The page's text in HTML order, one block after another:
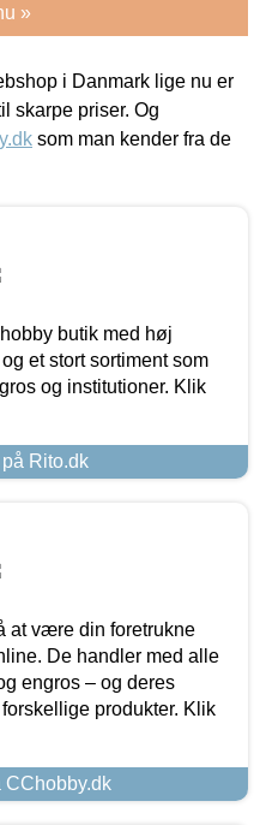
»
i Danmark lige nu er
skarpe priser. Og
som man kender fra de
butik med høj
et stort sortiment som
og institutioner. Klik
Rito.dk
at være din foretrukne
De handler med alle
engros – og deres
produkter. Klik
CChobby.dk